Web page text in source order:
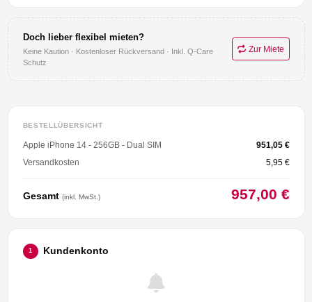
Datenschutz
Doch lieber flexibel mieten?
Keine Kaution · Kostenloser Rückversand · Inkl. Q-Care
Schutz
Zur Miete
BESTELLÜBERSICHT
Apple iPhone 14 - 256GB - Dual SIM
951,05 €
Versandkosten
5,95 €
Gesamt (inkl. MwSt.) 957,00 €
1 Kundenkonto